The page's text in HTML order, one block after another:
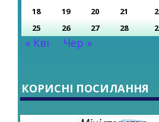
18 19 20 21
25
26 27 28
« Кві Чер »
КОРИСНІ ПОСИЛАННЯ